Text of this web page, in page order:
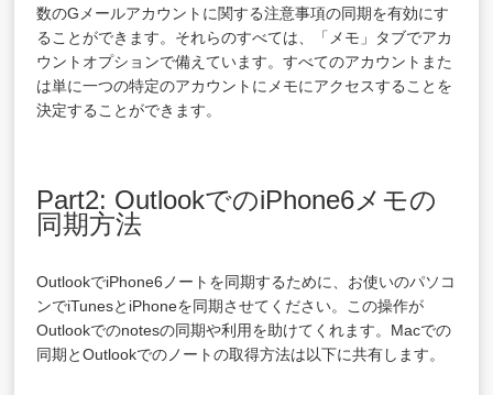
数のGメールアカウントに関する注意事項の同期を有効にす
ることができます。それらのすべては、「メモ」タブでアカ
ウントオプションで備えています。すべてのアカウントまた
は単に一つの特定のアカウントにメモにアクセスすることを
決定することができます。
Part2: OutlookでのiPhone6メモの
同期方法
OutlookでiPhone6ノートを同期するために、お使いのパソコ
ンでiTunesとiPhoneを同期させてください。この操作が
Outlookでのnotesの同期や利用を助けてくれます。Macでの
同期とOutlookでのノートの取得方法は以下に共有します。